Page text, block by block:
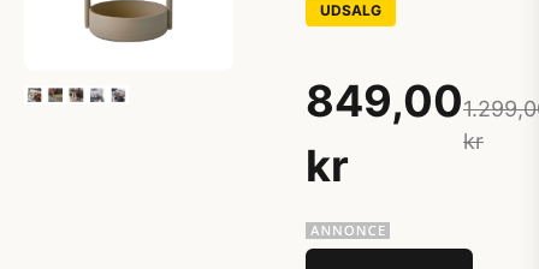
UDSALG
849,00
kr
kr